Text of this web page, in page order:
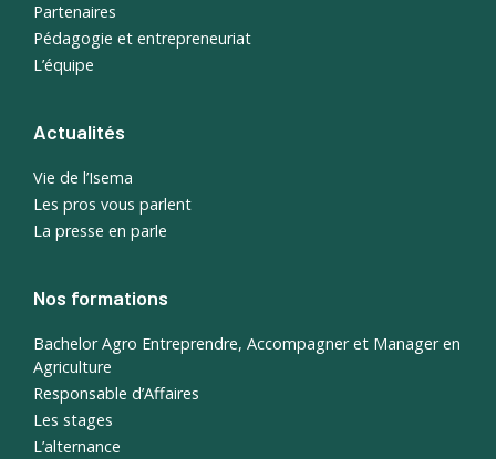
Partenaires
Pédagogie et entrepreneuriat
L’équipe
Actualités
Vie de l’Isema
Les pros vous parlent
La presse en parle
Nos formations
Bachelor Agro Entreprendre, Accompagner et Manager en
Agriculture
Responsable d’Affaires
Les stages
L’alternance